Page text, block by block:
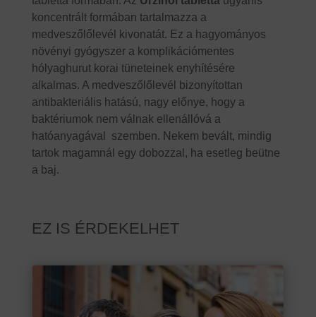
koncentrált formában tartalmazza a
medveszőlőlevél kivonatát. Ez a hagyományos
növényi gyógyszer a komplikációmentes
hólyaghurut korai tüneteinek enyhítésére
alkalmas. A medveszőlőlevél bizonyítottan
antibakteriális hatású, nagy előnye, hogy a
baktériumok nem válnak ellenállóvá a
hatóanyagával szemben. Nekem bevált, mindig
tartok magamnál egy dobozzal, ha esetleg beütne
a baj.
EZ IS ÉRDEKELHET